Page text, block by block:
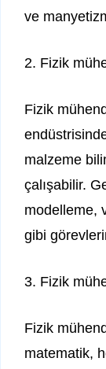
ve
2. Fizik
Fizik
malzeme
çalışabilir.
modelleme,
gibi
3. Fizik
Fizik
matematik,